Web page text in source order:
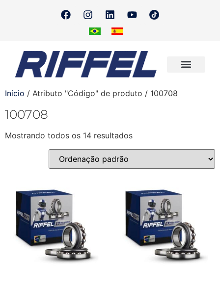
Início / Atributo "Código" de produto / 100708
100708
Mostrando todos os 14 resultados